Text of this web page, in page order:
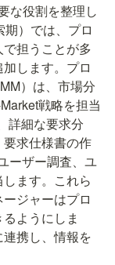
な役割を整理し
）では、プロ
担うことが多
します。プロ
）は、市場分
戦略を担当
詳細な要求分
求仕様書の作
ーザー調査、ユ
ます。これら
ジャーはプロ
ようにしま
携し、情報を